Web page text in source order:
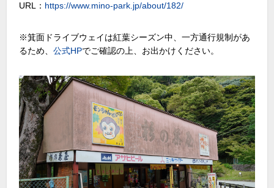
URL： https://www.mino-park.jp/about/182/
※箕面ドライブウェイは紅葉シーズン中、一方通行規制があ
るため、公式HPでご確認の上、お出かけください。